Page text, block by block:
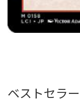
ベストセラ